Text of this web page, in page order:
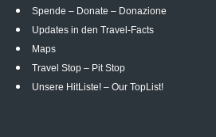
Spende – Donate – Donazione
Updates in den Travel-Facts
Maps
Travel Stop – Pit Stop
Unsere HitListe! – Our TopList!